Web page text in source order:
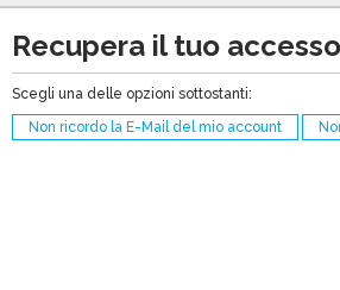
Recupera il tuo accesso
Scegli una delle opzioni sottostanti:
Non ricordo la E-Mail del mio account